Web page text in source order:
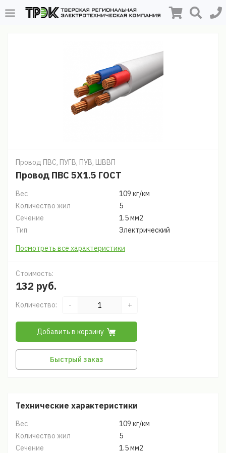
Провод ПВС, ПУГВ, ПУВ, ШВВП
Провод ПВС 5Х1.5 ГОСТ
Вес
109 кг/км
Количество жил
5
Сечение
1.5 мм2
Тип
Электрический
Посмотреть все характеристики
Стоимость:
132 руб.
Количество: - +
Добавить в корзину
Быстрый заказ
Технические характеристики
Вес
109 кг/км
Количество жил
5
Сечение
1.5 мм2